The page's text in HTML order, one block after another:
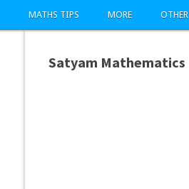
MATHS TIPS MORE OTHER
Satyam Mathematics